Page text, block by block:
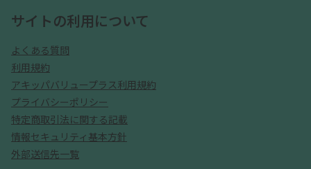
サイトの利用について
よくある質問
利用規約
アキッパバリュープラス利用規約
プライバシーポリシー
特定商取引法に関する記載
情報セキュリティ基本方針
外部送信先一覧